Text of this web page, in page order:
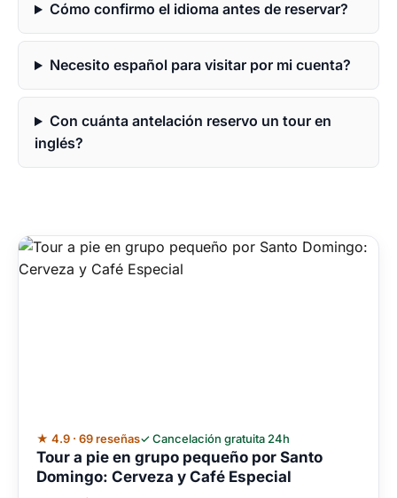
Cómo confirmo el idioma antes de reservar?
Necesito español para visitar por mi cuenta?
Con cuánta antelación reservo un tour en
inglés?
★ 4.9 · 69 reseñas✓ Cancelación gratuita 24h
Tour a pie en grupo pequeño por Santo
Domingo: Cerveza y Café Especial